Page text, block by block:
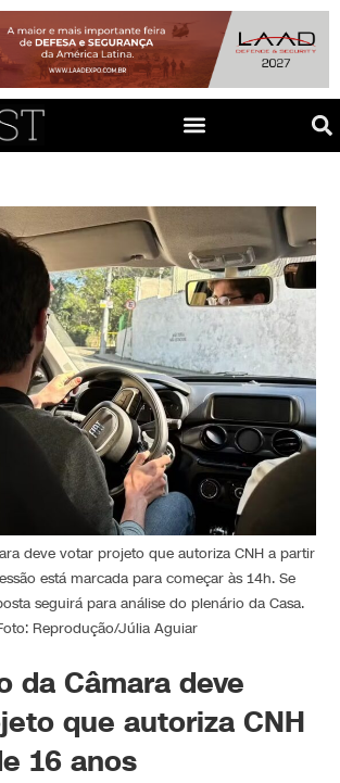
deve votar projeto que autoriza CNH a partir
está marcada para começar às 14h. Se
seguirá para análise do plenário da Casa.
Reprodução/Júlia Aguiar
da Câmara deve
que autoriza CNH
16 anos